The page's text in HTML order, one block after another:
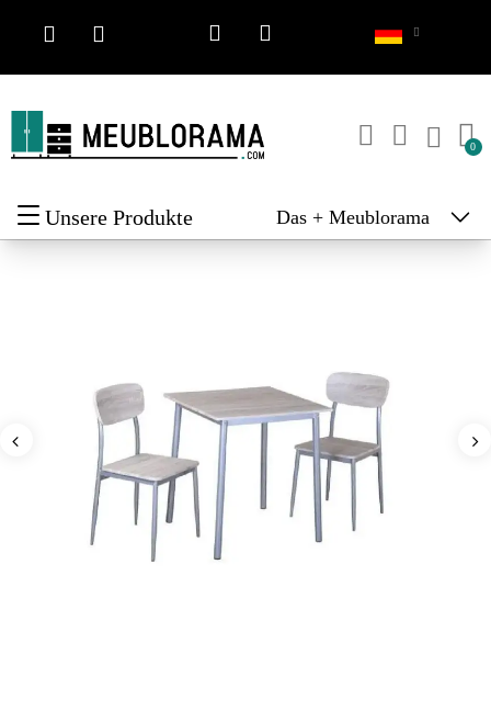
Unsere Produkte Das + Meublorama